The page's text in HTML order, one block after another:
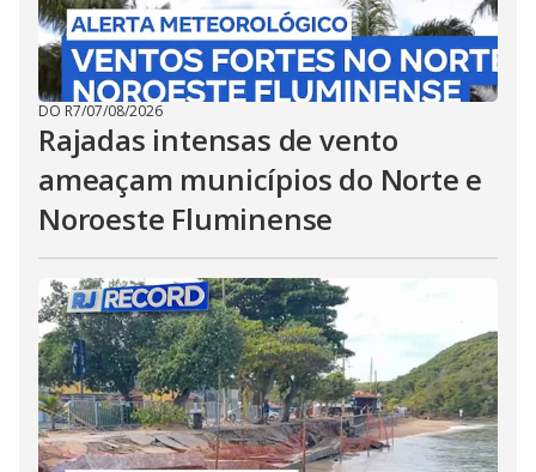
DO R7/07/08/2026
Rajadas intensas de vento
ameaçam municípios do Norte e
Noroeste Fluminense